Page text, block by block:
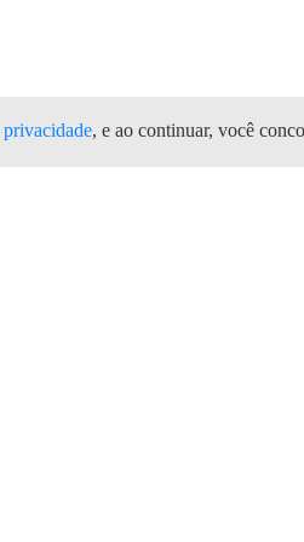
, e ao continuar, você